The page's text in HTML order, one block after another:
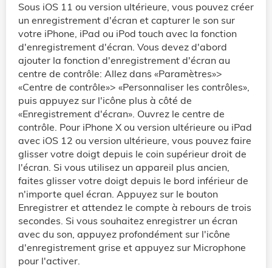
Sous iOS 11 ou version ultérieure, vous pouvez créer
un enregistrement d'écran et capturer le son sur
votre iPhone, iPad ou iPod touch avec la fonction
d'enregistrement d'écran. Vous devez d'abord
ajouter la fonction d'enregistrement d'écran au
centre de contrôle: Allez dans «Paramètres»>
«Centre de contrôle»> «Personnaliser les contrôles»,
puis appuyez sur l'icône plus à côté de
«Enregistrement d'écran». Ouvrez le centre de
contrôle. Pour iPhone X ou version ultérieure ou iPad
avec iOS 12 ou version ultérieure, vous pouvez faire
glisser votre doigt depuis le coin supérieur droit de
l'écran. Si vous utilisez un appareil plus ancien,
faites glisser votre doigt depuis le bord inférieur de
n'importe quel écran. Appuyez sur le bouton
Enregistrer et attendez le compte à rebours de trois
secondes. Si vous souhaitez enregistrer un écran
avec du son, appuyez profondément sur l'icône
d'enregistrement grise et appuyez sur Microphone
pour l'activer.